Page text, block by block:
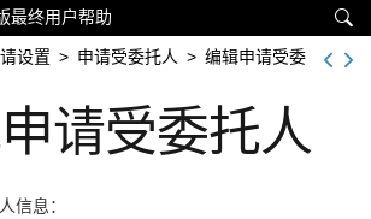

最终用户帮助
设置 > 申请受委托人 > 编辑申请受委
请受委托人
信息：